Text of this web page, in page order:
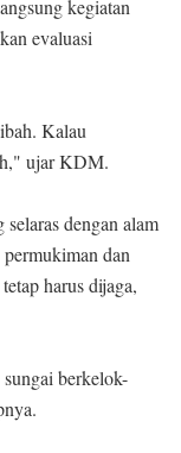
kegiatan
evaluasi
Kalau
ujar KDM.
dengan alam
dan
harus dijaga,
berkelok-